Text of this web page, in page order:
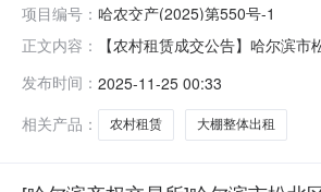
项目编号： 哈农交产(2025)第550号-1
正文内容：
【农村租赁成交公告】哈尔滨
名称：哈尔滨市松北区对青山镇
年限（年）出租金额成交金额承租
发布时间： 2025-11-25 00:33
相关产品：
农村租赁 大棚整体出租